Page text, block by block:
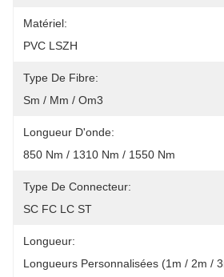
Matériel:
PVC LSZH
Type De Fibre:
Sm / Mm / Om3
Longueur D'onde:
850 Nm / 1310 Nm / 1550 Nm
Type De Connecteur:
SC FC LC ST
Longueur:
Longueurs Personnalisées (1m / 2m /